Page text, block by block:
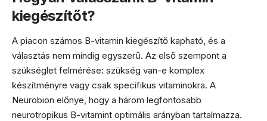
kiegészítőt?
A piacon számos B-vitamin kiegészítő kapható, és a
választás nem mindig egyszerű. Az első szempont a
szükséglet felmérése: szükség van-e komplex
készítményre vagy csak specifikus vitaminokra. A
Neurobion előnye, hogy a három legfontosabb
neurotropikus B-vitamint optimális arányban tartalmazza.